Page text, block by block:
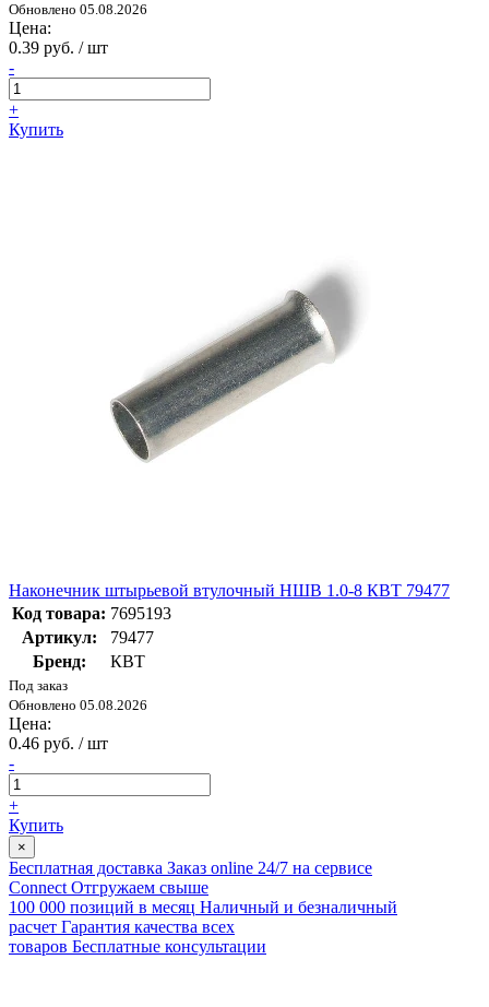
Обновлено 05.08.2026
Цена:
0.39 руб. / шт
-
+
Купить
Наконечник штырьевой втулочный НШВ 1.0-8 КВТ 79477
Код товара: 7695193
Артикул:
79477
Бренд:
КВТ
Под заказ
Обновлено 05.08.2026
Цена:
0.46 руб. / шт
-
+
Купить
×
Бесплатная доставка Заказ online 24/7 на сервисе
Connect Отгружаем свыше
100 000 позиций в месяц Наличный и безналичный
расчет Гарантия качества всех
товаров Бесплатные консультации